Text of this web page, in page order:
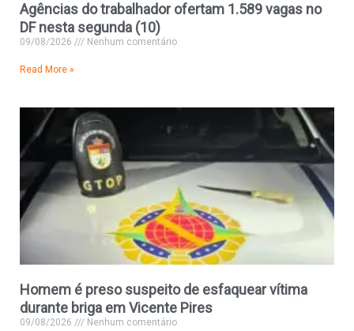
Agências do trabalhador ofertam 1.589 vagas no
DF nesta segunda (10)
09/08/2026 Nenhum comentário
Read More »
Homem é preso suspeito de esfaquear vítima
durante briga em Vicente Pires
09/08/2026 Nenhum comentário